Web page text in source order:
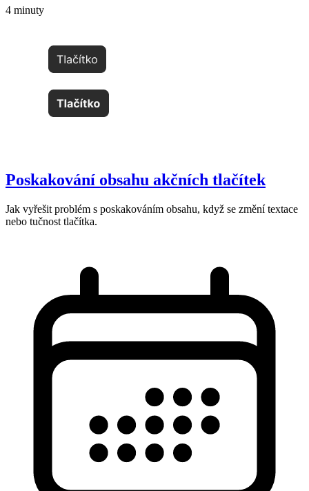
4 minuty
Poskakování obsahu akčních tlačítek
Jak vyřešit problém s poskakováním obsahu, když se změní textace
nebo tučnost tlačítka.